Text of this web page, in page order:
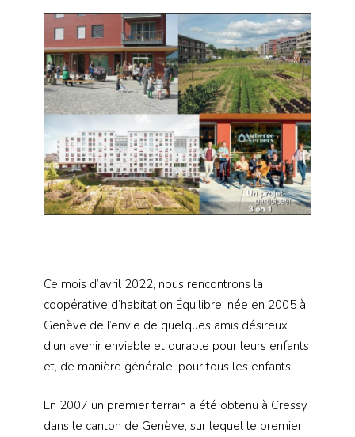
Ce mois d’avril 2022, nous rencontrons la
coopérative d’habitation Équilibre, née en 2005 à
Genève de l’envie de quelques amis désireux
d’un avenir enviable et durable pour leurs enfants
et, de manière générale, pour tous les enfants.
En 2007 un premier terrain a été obtenu à Cressy
dans le canton de Genève, sur lequel le premier